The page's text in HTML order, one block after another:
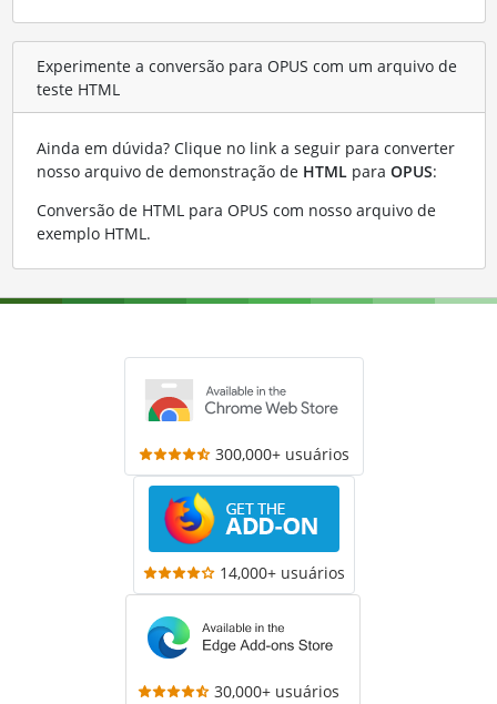
Experimente a conversão para OPUS com um arquivo de
teste HTML
Ainda em dúvida? Clique no link a seguir para converter
nosso arquivo de demonstração de HTMLpara OPUS:
Conversão de HTML para OPUS com nosso arquivo de
exemplo HTML.
300,000+ usuários
14,000+ usuários
30,000+ usuários